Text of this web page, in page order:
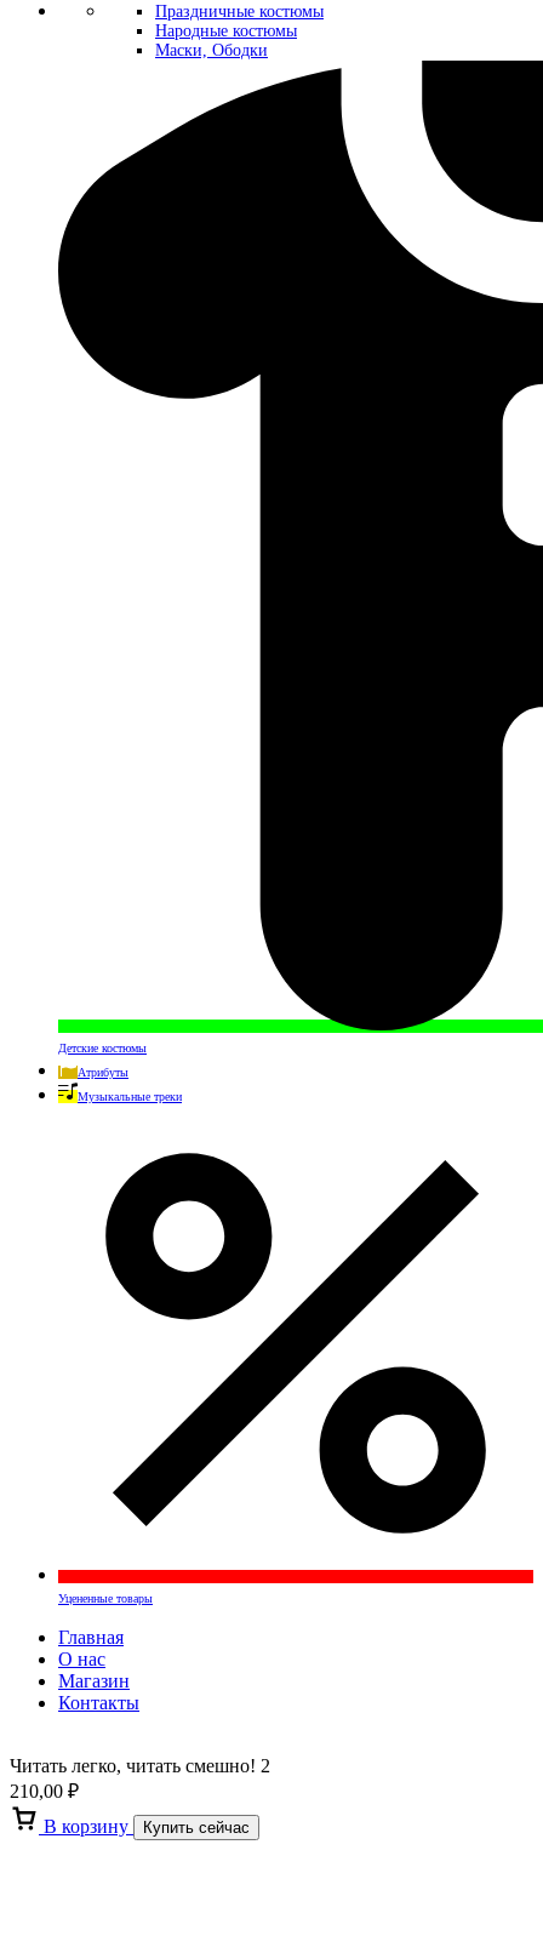
Праздничные костюмы
Народные костюмы
Маски, Ободки
Детские костюмы
Атрибуты
Музыкальные треки
Уцененные товары
Главная
О нас
Магазин
Контакты
Читать легко, читать смешно! 2
210,00 ₽
В корзину
Купить сейчас